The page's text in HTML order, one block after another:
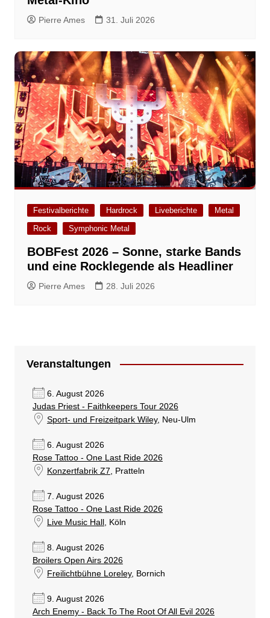
Pierre Ames 31. Juli 2026
Festivalberichte Hardrock Liveberichte
Metal
Rock
Symphonic Metal
BOBFest 2026 – Sonne, starke Bands
und eine Rocklegende als Headliner
Pierre Ames 28. Juli 2026
Veranstaltungen
6. August 2026
Judas Priest - Faithkeepers Tour 2026
Sport- und Freizeitpark Wiley, Neu-Ulm
6. August 2026
Rose Tattoo - One Last Ride 2026
Konzertfabrik Z7 , Pratteln
7. August 2026
Rose Tattoo - One Last Ride 2026
Live Music Hall, Köln
8. August 2026
Broilers Open Airs 2026
Freilichtbühne Loreley, Bornich
9. August 2026
Arch Enemy - Back To The Root Of All Evil 2026